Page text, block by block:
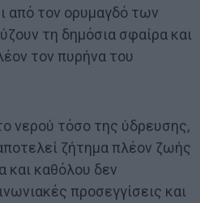
από τον ορυμαγδό των
τη δημόσια σφαίρα και
τον πυρήνα του
νερού τόσο της ύδρευσης,
ζήτημα πλέον ζωής
και καθόλου δεν
προσεγγίσεις και